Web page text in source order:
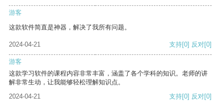
游客
这款软件简直是神器，解决了我所有问题。
2024-04-21 支持[0] 反对[0]
游客
这款学习软件的课程内容非常丰富，涵盖了各个学科的知识。老师的讲
解非常生动，让我能够轻松理解知识点。
2024-04-21
支持[0] 反对[0]